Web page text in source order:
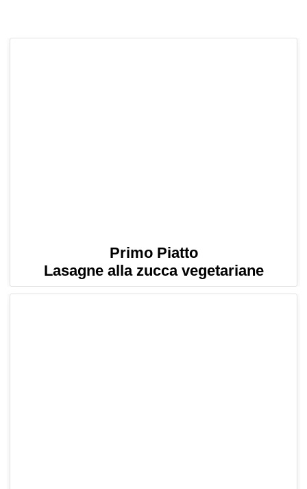
Primo Piatto
Lasagne alla zucca vegetariane